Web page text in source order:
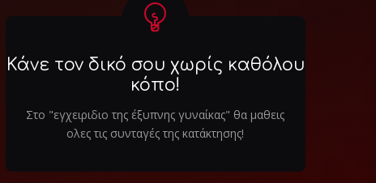
Κάνε τον δικό σου χωρίς καθόλου
κόπο!
Στο "εγχειριδιο της έξυπνης γυναίκας" θα μαθεις
ολες τις συνταγές της κατάκτησης!